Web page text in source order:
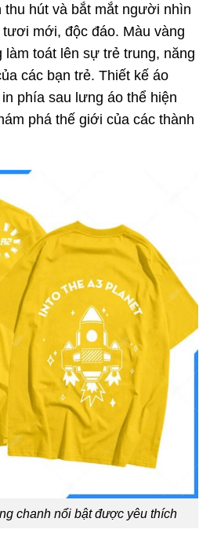
thu hút và bắt mắt người nhìn
mới, độc đáo. Màu vàng
toát lên sự trẻ trung, năng
các bạn trẻ. Thiết kế áo
phía sau lưng áo thể hiện
phá thế giới của các thành
chanh nổi bật được yêu thích